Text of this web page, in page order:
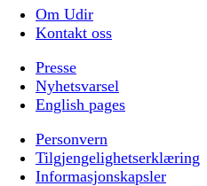
Om Udir
Kontakt oss
Presse
Nyhetsvarsel
English pages
Personvern
Tilgjengelighetserklæring
Informasjonskapsler